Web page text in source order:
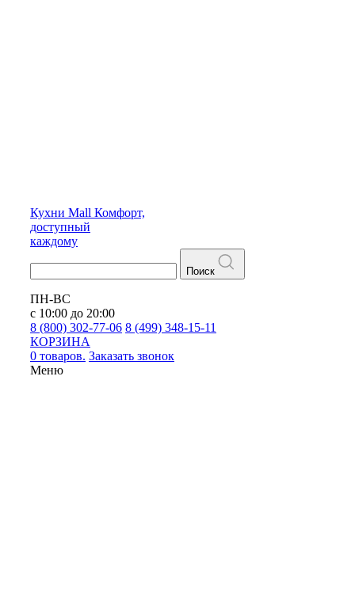
Кухни Mall Комфорт,
доступный
каждому
Поиск
ПН-ВС
с 10:00 до 20:00
8 (800) 302-77-06 8 (499) 348-15-11
КОРЗИНА
0 товаров. Заказать звонок
Меню